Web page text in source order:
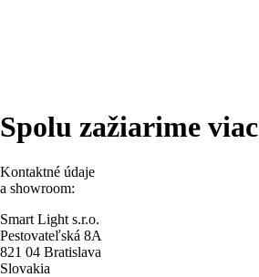
Spolu zažiarime viac
Kontaktné údaje
a showroom:
Smart Light s.r.o.
Pestovateľská 8A
821 04 Bratislava
Slovakia